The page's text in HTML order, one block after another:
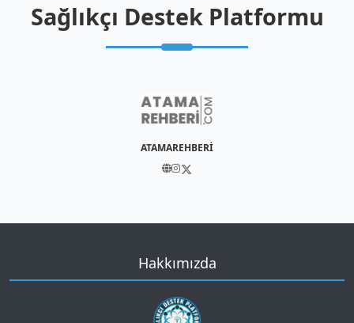
Sağlıkçı Destek Platformu
ATAMAREHBERİ
Hakkımızda